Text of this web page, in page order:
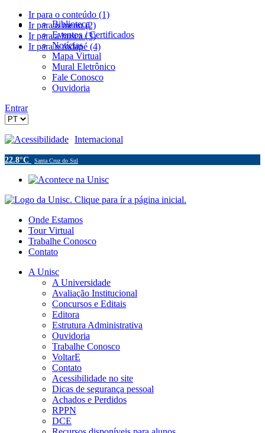
Ir para o conteúdo (1)
Ir para o menu (2)
Ir para a busca (3)
Ir para o rodapé (4)
Biblioteca
Eventos / Certificados
Notícias
Mapa Virtual
Mural Eletrônico
Fale Conosco
Ouvidoria
Entrar
Acessibilidade Internacional
22.8°C Santa Cruz do Sul
Onde Estamos
Tour Virtual
Trabalhe Conosco
Contato
A Unisc
A Universidade
Avaliação Institucional
Concursos e Editais
Editora
Estrutura Administrativa
Ouvidoria
Trabalhe Conosco
VoltarE
Contato
Acessibilidade no site
Dicas de segurança pessoal
Achados e Perdidos
RPPN
DCE